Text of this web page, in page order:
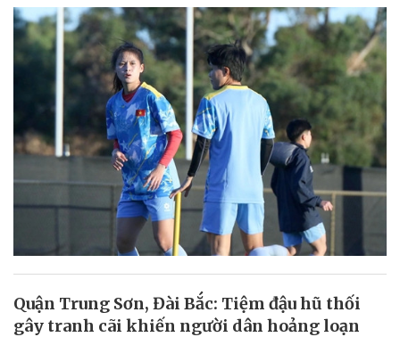
Quận Trung Sơn, Đài Bắc: Tiệm đậu hũ thối
gây tranh cãi khiến người dân hoảng loạn